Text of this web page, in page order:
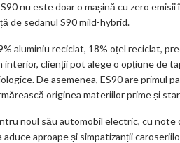
nu este doar o mașină cu zero
de sedanul S90 mild-hybrid.
aluminiu reciclat, 18% oțel reciclat,
interior, clienții pot alege o opțiune de
De asemenea, ES90 are primul
originea materiilor prime și
noul său automobil electric, cu
aproape și simpatizanții